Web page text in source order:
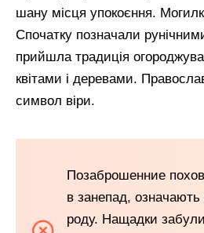
шану місця упокоєння.
Спочатку позначали
прийшла традиція
квітами і деревами.
символ віри.
Позаброшенние
в занепад,
роду. Нащадки